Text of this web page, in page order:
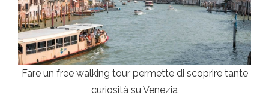
Fare un free walking tour permette di scoprire tante
curiosità su Venezia